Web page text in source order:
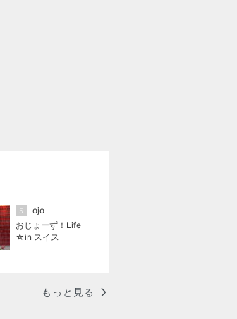
5
ojo
おじょーず！Life
☆in スイス
もっと見る